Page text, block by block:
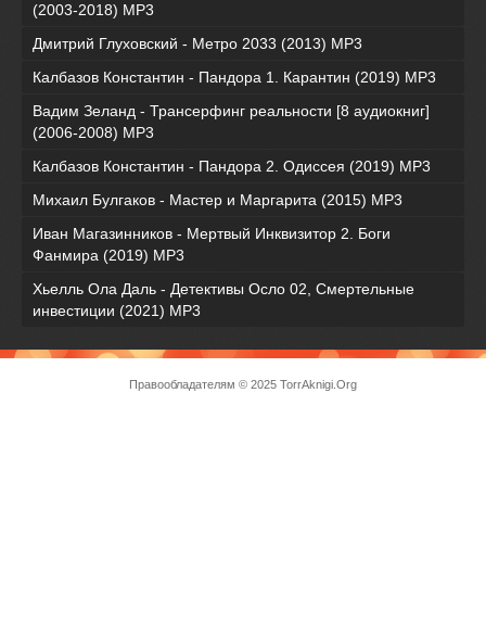
(2003-2018) МР3
Дмитрий Глуховский - Метро 2033 (2013) MP3
Калбазов Константин - Пандора 1. Карантин (2019) MP3
Вадим Зеланд - Трансерфинг реальности [8 аудиокниг]
(2006-2008) MP3
Калбазов Константин - Пандора 2. Одиссея (2019) MP3
Михаил Булгаков - Мастер и Маргарита (2015) MP3
Иван Магазинников - Мертвый Инквизитор 2. Боги
Фанмира (2019) MP3
Хьелль Ола Даль - Детективы Осло 02, Смертельные
инвестиции (2021) МР3
Правообладателям © 2025 TorrAknigi.Org